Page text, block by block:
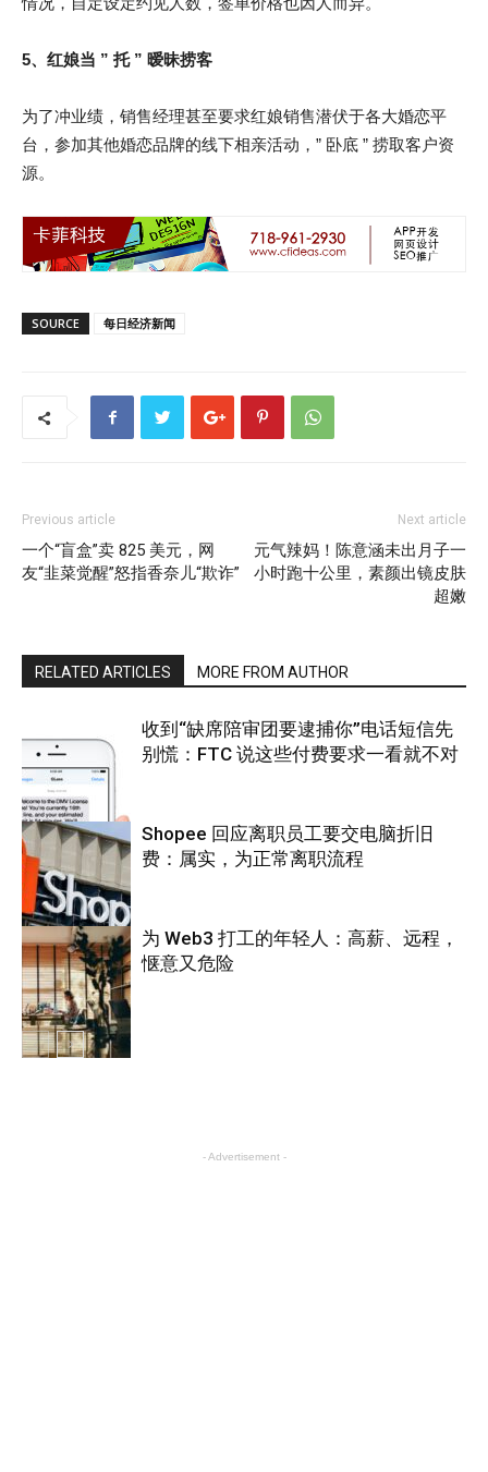
5、红娘当 ” 托 ” 暧昧捞客
为了冲业绩，销售经理甚至要求红娘销售潜伏于各大婚恋平
台，参加其他婚恋品牌的线下相亲活动，” 卧底 ” 捞取客户资
源。
SOURCE 每日经济新闻
Previous article
一个“盲盒”卖 825 美元，网
友“韭菜觉醒”怒指香奈儿“欺诈”
Next article
元气辣妈！陈意涵未出月子一
小时跑十公里，素颜出镜皮肤
超嫩
RELATED ARTICLES MORE FROM AUTHOR
互联网
收到“缺席陪审团要逮捕你”电话短信先
别慌：FTC 说这些付费要求一看就不对
互联网
Shopee 回应离职员工要交电脑折旧
费：属实，为正常离职流程
为 Web3 打工的年轻人：高薪、远程，
惬意又危险
- Advertisement -